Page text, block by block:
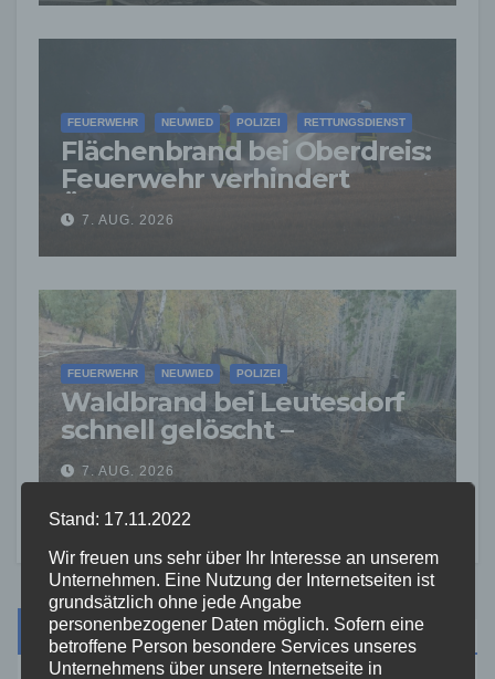
FEUERWEHR NEUWIED POLIZEI RETTUNGSDIENST
Flächenbrand bei Oberdreis:
Feuerwehr verhindert
Übergreifen auf Waldgebiet
7. AUG. 2026
FEUERWEHR NEUWIED POLIZEI
Waldbrand bei Leutesdorf
schnell gelöscht –
Feuerwehr warnt vor
erhöhter Brandgefahr
7. AUG. 2026
Suche
Stand: 17.11.2022
Wir freuen uns sehr über Ihr Interesse an unserem
Unternehmen. Eine Nutzung der Internetseiten ist
grundsätzlich ohne jede Angabe
personenbezogener Daten möglich. Sofern eine
betroffene Person besondere Services unseres
Unternehmens über unsere Internetseite in